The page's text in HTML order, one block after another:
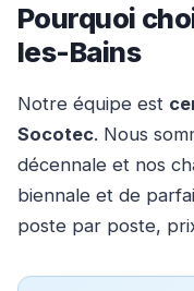
Pourquoi
les-Bains
Notre équipe est
Socotec. Nous
décennale et nos
biennale et de
poste par poste,